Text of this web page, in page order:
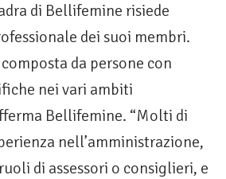
di Bellifemine risiede
dei suoi membri.
da persone con
nei vari ambiti
Bellifemine. “Molti di
nell’amministrazione,
di assessori o consiglieri, e